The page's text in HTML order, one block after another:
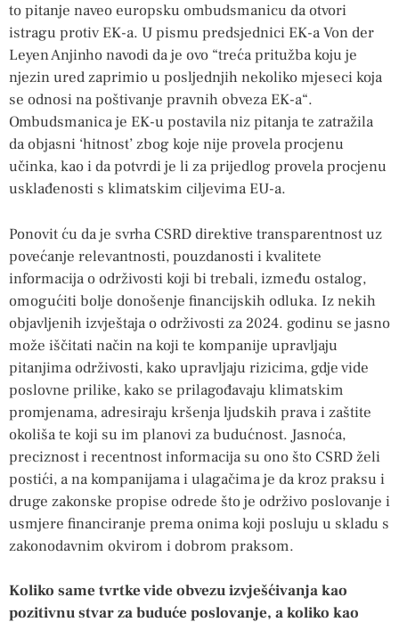
to pitanje naveo europsku ombudsmanicu da otvori
istragu protiv EK-a. U pismu predsjednici EK-a Von der
Leyen Anjinho navodi da je ovo “treća pritužba koju je
njezin ured zaprimio u posljednjih nekoliko mjeseci koja
se odnosi na poštivanje pravnih obveza EK-a“.
Ombudsmanica je EK-u postavila niz pitanja te zatražila
da objasni ‘hitnost’ zbog koje nije provela procjenu
učinka, kao i da potvrdi je li za prijedlog provela procjenu
usklađenosti s klimatskim ciljevima EU-a.
Ponovit ću da je svrha CSRD direktive transparentnost uz
povećanje relevantnosti, pouzdanosti i kvalitete
informacija o održivosti koji bi trebali, između ostalog,
omogućiti bolje donošenje financijskih odluka. Iz nekih
objavljenih izvještaja o održivosti za 2024. godinu se jasno
može iščitati način na koji te kompanije upravljaju
pitanjima održivosti, kako upravljaju rizicima, gdje vide
poslovne prilike, kako se prilagođavaju klimatskim
promjenama, adresiraju kršenja ljudskih prava i zaštite
okoliša te koji su im planovi za budućnost. Jasnoća,
preciznost i recentnost informacija su ono što CSRD želi
postići, a na kompanijama i ulagačima je da kroz praksu i
druge zakonske propise odrede što je održivo poslovanje i
usmjere financiranje prema onima koji posluju u skladu s
zakonodavnim okvirom i dobrom praksom.
Koliko same tvrtke vide obvezu izvješćivanja kao
pozitivnu stvar za buduće poslovanje, a koliko kao